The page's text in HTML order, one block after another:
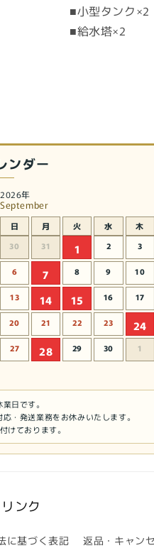
(プ
ラ
を
■小型タンク×2
■給水塔×2
ンダー
2026年
September
日 月 火 水 木
30
31 1 2 3
6 7 8 9 10
13 14 15 16 17
20 21 22 23 24
27 28 29 30 1
日です。
・発送業務をお休みいたします。
けております。
ンク
に基づく表記 返品・キャン